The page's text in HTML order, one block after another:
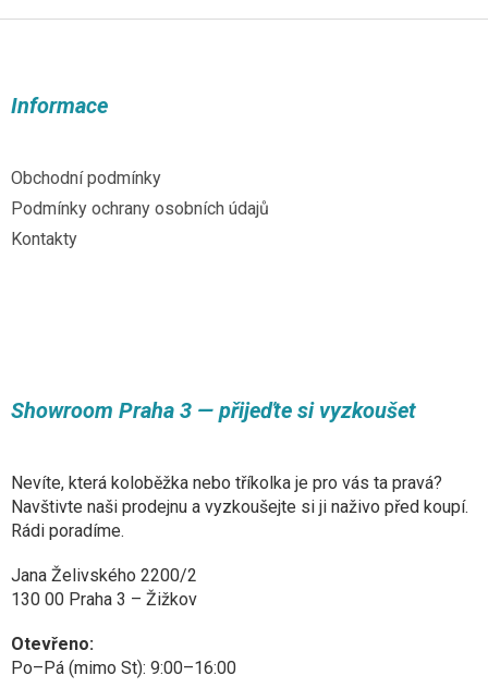
Informace
Obchodní podmínky
Podmínky ochrany osobních údajů
Kontakty
Showroom Praha 3 — přijeďte si vyzkoušet
Nevíte, která koloběžka nebo tříkolka je pro vás ta pravá?
Navštivte naši prodejnu a vyzkoušejte si ji naživo před koupí.
Rádi poradíme.
Jana Želivského 2200/2
130 00 Praha 3 – Žižkov
Otevřeno:
Po–Pá (mimo St): 9:00–16:00